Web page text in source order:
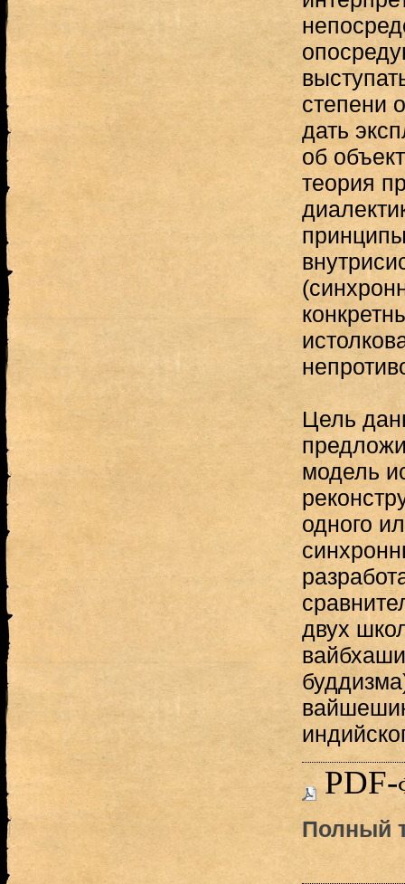
степени
дать
об
теория
Цель
модель
одного
двух
PDF-
Полный